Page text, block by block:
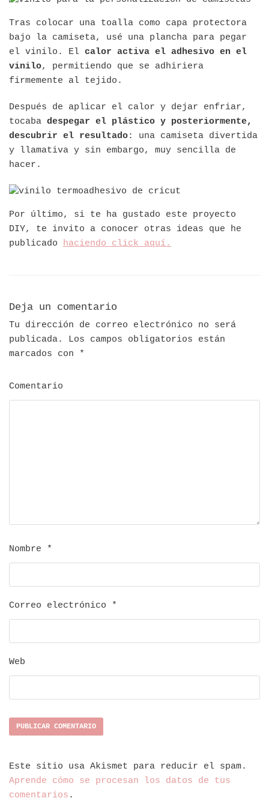
Tras colocar una toalla como capa protectora
bajo la camiseta, usé una plancha para pegar
el vinilo. El calor activa el adhesivo en el
vinilo, permitiendo que se adhiriera
firmemente al tejido.
Después de aplicar el calor y dejar enfriar,
tocaba despegar el plástico y posteriormente,
descubrir el resultado: una camiseta divertida
y llamativa y sin embargo, muy sencilla de
hacer.
Por último, si te ha gustado este proyecto
DIY, te invito a conocer otras ideas que he
publicado haciendo click aquí.
Deja un comentario
Tu dirección de correo electrónico no será
publicada.
Los campos obligatorios están
marcados con
*
Comentario
Nombre *
Correo electrónico *
Web
Este sitio usa Akismet para reducir el spam.
Aprende cómo se procesan los datos de tus
comentarios .